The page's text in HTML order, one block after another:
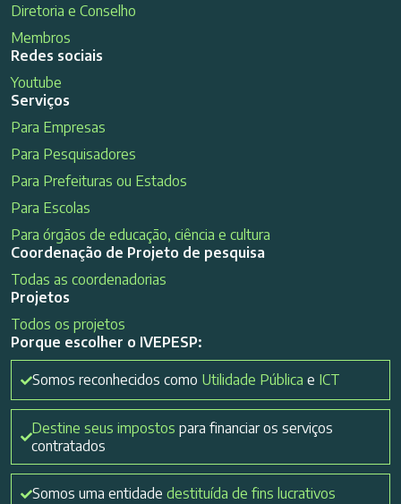
Diretoria e Conselho
Membros
Redes sociais
Youtube
Serviços
Para Empresas
Para Pesquisadores
Para Prefeituras ou Estados
Para Escolas
Para órgãos de educação, ciência e cultura
Coordenação de Projeto de pesquisa
Todas as coordenadorias
Projetos
Todos os projetos
Porque escolher o IVEPESP:
Somos reconhecidos como Utilidade Pública e ICT
Destine seus impostos para financiar os serviços
contratados
Somos uma entidade destituída de fins lucrativos